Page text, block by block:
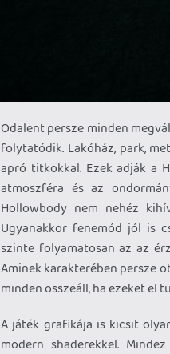
Odalent persze minden
folytatódik. Lakóház, park,
apró titkokkal. Ezek adják a
atmoszféra és az
Hollowbody nem nehéz
Ugyanakkor fenemód jól is
szinte folyamatosan az az
Aminek karakterében persze
minden összeáll, ha ezeket el
A játék grafikája is kicsit
modern shaderekkel.